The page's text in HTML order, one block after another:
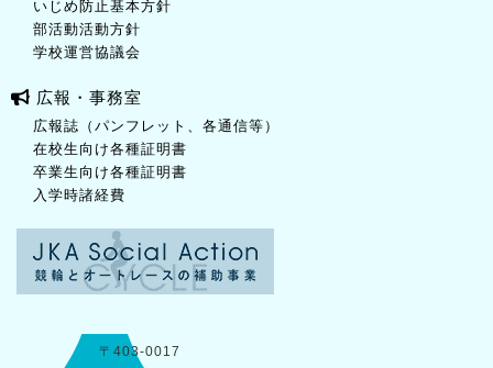
いじめ防止基本方針
部活動活動方針
学校運営協議会
広報・事務室
広報誌（パンフレット、各通信等）
在校生向け各種証明書
卒業生向け各種証明書
入学時諸経費
〒403-0017